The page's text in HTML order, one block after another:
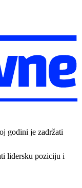
godini je zadržati
lidersku poziciju i